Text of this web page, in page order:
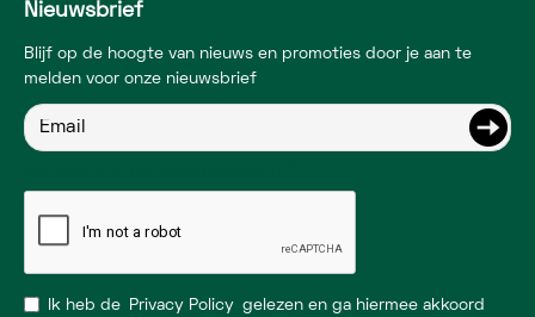
Nieuwsbrief
Blijf op de hoogte van nieuws en promoties door je aan te
melden voor onze nieuwsbrief
Ik heb de Privacy Policy gelezen en ga hiermee akkoord